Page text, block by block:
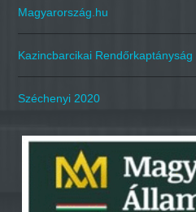
Magyarország.hu
Kazincbarcikai Rendőrkaptányság
Széchenyi 2020